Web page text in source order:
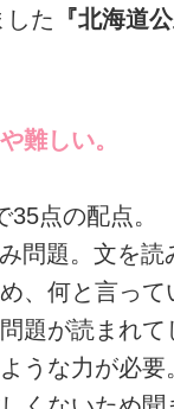
した 『北海道
難しい。
点の配点。
問題。文を
、何と言っ
題が読まれ
うな力が必